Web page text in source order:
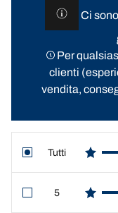
Ci
Per
clienti
vendita,
Tutti
star reviews
5
star reviews